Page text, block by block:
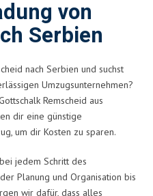
von
Serbien
nach Serbien und suchst
Umzugsunternehmen?
Remscheid aus
dir eine günstige
um dir Kosten zu sparen.
jedem Schritt des
Planung und Organisation bis
wir dafür, dass alles